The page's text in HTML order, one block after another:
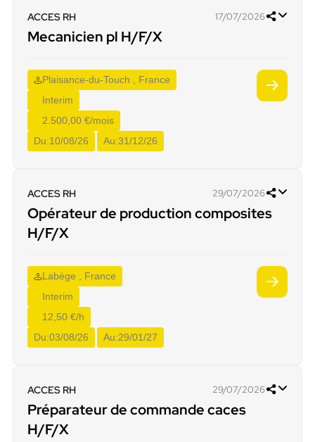
ACCES RH 17/07/2026
Mecanicien pl H/F/X
Plaisance-du-Touch , France
Interim
2.500,00 €/mois
Du:10/08/26 Au:31/12/26
ACCES RH 29/07/2026
Opérateur de production composites
H/F/X
Labège , France
Interim
12,50 €/h
Du:03/08/26 Au:29/01/27
ACCES RH 29/07/2026
Préparateur de commande caces
H/F/X